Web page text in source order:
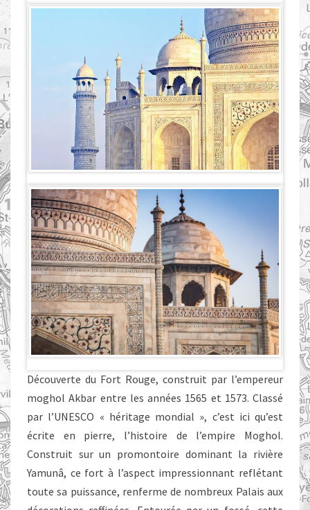
Découverte du Fort Rouge, construit par l’empereur
moghol Akbar entre les années 1565 et 1573. Classé
par l’UNESCO « héritage mondial », c’est ici qu’est
écrite en pierre, l’histoire de l’empire Moghol.
Construit sur un promontoire dominant la rivière
Yamunâ, ce fort à l’aspect impressionnant reflétant
toute sa puissance, renferme de nombreux Palais aux